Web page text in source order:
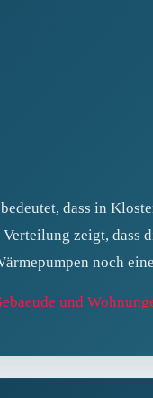
dass in
zeigt, dass
noch
und